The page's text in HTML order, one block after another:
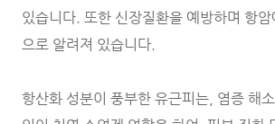
있습니다. 또한 신장질환을 예방하며 항
으로 알려져 있습니다.
항산화 성분이 풍부한 유근피는, 염증 해